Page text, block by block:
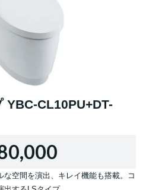
YBC-CL10PU+DT-
空間を演出、キレイ機能も搭載。コ